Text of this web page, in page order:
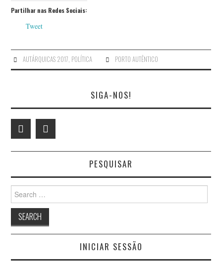
Partilhar nas Redes Sociais:
Tweet
AUTÁRQUICAS 2017, POLÍTICA PORTO AUTÊNTICO
SIGA-NOS!
PESQUISAR
Search
for:
INICIAR SESSÃO